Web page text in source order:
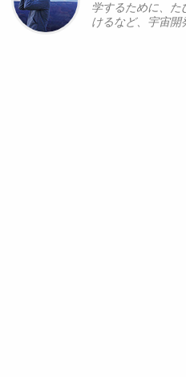
学するために、た
けるなど、宇宙開